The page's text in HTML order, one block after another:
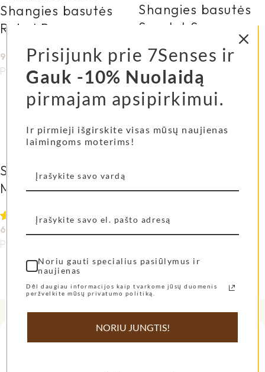
Shangies basutės
Rebel Ranger
95,00€
Pasirinkti savybes
Shangies basutės
Scarlet Sun
69,00
€
Pasirinkti savybes
Shangies basutės
Midnight Sky
69,00
Pasirinkti savybes
Ocean Drops
Prisijunk prie 7Senses ir
Gauk -10% Nuolaidą
pirmajam apsipirkimui.
Ir pirmieji išgirskite visas mūsų naujienas
laimingoms moterims!
Noriu gauti specialius pasiūlymus ir
naujienas
Dėl daugiau informacijos kaip tvarkome jūsų duomenis
peržvelkite mūsų privatumo politiką.
NORIU JUNGTIS!